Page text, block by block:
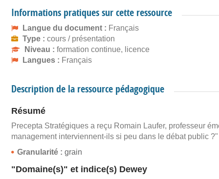
Informations pratiques sur cette ressource
Langue du document : Français
Type : cours / présentation
Niveau : formation continue, licence
Langues : Français
Description de la ressource pédagogique
Résumé
Precepta Stratégiques a reçu Romain Laufer, professeur
management interviennent-ils si peu dans le débat public ?"
Granularité : grain
"Domaine(s)" et indice(s) Dewey